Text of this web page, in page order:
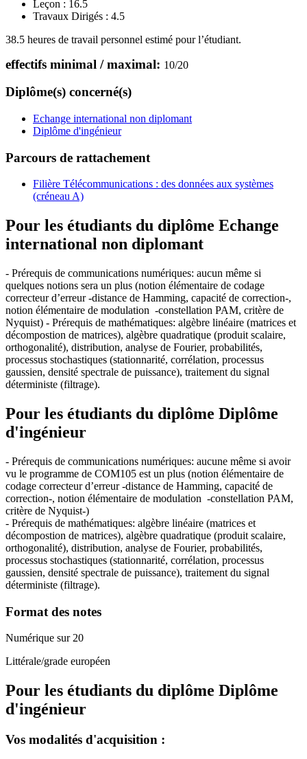
Leçon : 16.5
Travaux Dirigés : 4.5
38.5 heures de travail personnel estimé pour l’étudiant.
effectifs minimal / maximal: 10/20
Diplôme(s) concerné(s)
Echange international non diplomant
Diplôme d'ingénieur
Parcours de rattachement
Filière Télécommunications : des données aux systèmes
(créneau A)
Pour les étudiants du diplôme Echange
international non diplomant
- Prérequis de communications numériques: aucun même si
quelques notions sera un plus (notion élémentaire de codage
correcteur d’erreur -distance de Hamming, capacité de correction-,
notion élémentaire de modulation -constellation PAM, critère de
Nyquist) - Prérequis de mathématiques: algèbre linéaire (matrices et
décompostion de matrices), algèbre quadratique (produit scalaire,
orthogonalité), distribution, analyse de Fourier, probabilités,
processus stochastiques (stationnarité, corrélation, processus
gaussien, densité spectrale de puissance), traitement du signal
déterministe (filtrage).
Pour les étudiants du diplôme Diplôme
d'ingénieur
- Prérequis de communications numériques: aucune même si avoir
vu le programme de COM105 est un plus (notion élémentaire de
codage correcteur d’erreur -distance de Hamming, capacité de
correction-, notion élémentaire de modulation -constellation PAM,
critère de Nyquist-)
- Prérequis de mathématiques: algèbre linéaire (matrices et
décompostion de matrices), algèbre quadratique (produit scalaire,
orthogonalité), distribution, analyse de Fourier, probabilités,
processus stochastiques (stationnarité, corrélation, processus
gaussien, densité spectrale de puissance), traitement du signal
déterministe (filtrage).
Format des notes
Numérique sur 20
Littérale/grade européen
Pour les étudiants du diplôme Diplôme
d'ingénieur
Vos modalités d'acquisition :